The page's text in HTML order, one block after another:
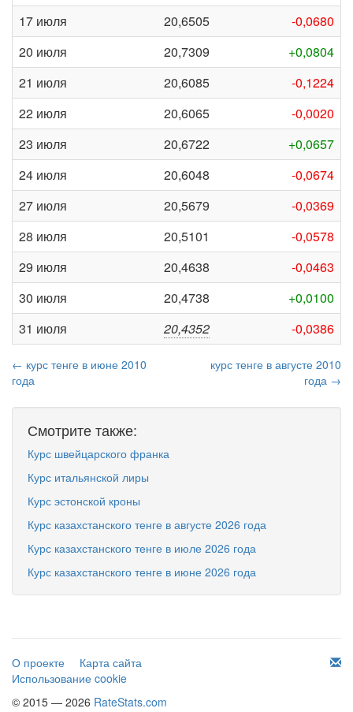
17 июля
20,6505
-0,0680
20 июля
20,7309
+0,0804
21 июля
20,6085
-0,1224
22 июля
20,6065
-0,0020
23 июля
20,6722
+0,0657
24 июля
20,6048
-0,0674
27 июля
20,5679
-0,0369
28 июля
20,5101
-0,0578
29 июля
20,4638
-0,0463
30 июля
20,4738
+0,0100
31 июля
20,4352 -0,0386
← курс тенге в июне 2010
года
курс тенге в августе 2010
года →
Смотрите также:
Курс швейцарского франка
Курс итальянской лиры
Курс эстонской кроны
Курс казахстанского тенге в августе 2026 года
Курс казахстанского тенге в июле 2026 года
Курс казахстанского тенге в июне 2026 года
О проекте
Карта сайта
Использование cookie
© 2015 — 2026 RateStats.com